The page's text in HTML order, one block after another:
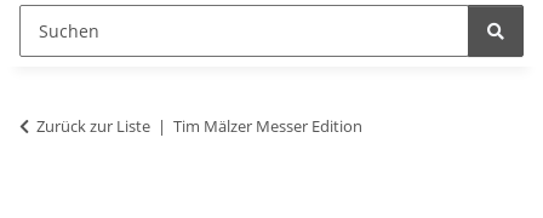
Zurück zur Liste Tim Mälzer Messer Edition